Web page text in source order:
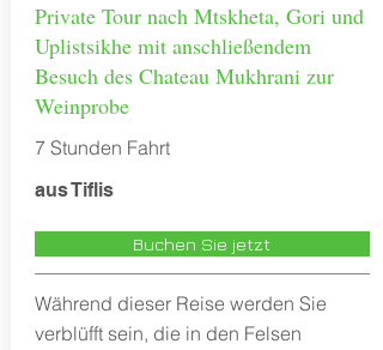
Private Tour nach Mtskheta, Gori und
Uplistsikhe mit anschließendem
Besuch des Chateau Mukhrani zur
Weinprobe
7 Stunden Fahrt
aus Tiflis
Buchen Sie jetzt
Während dieser Reise werden Sie
verblüfft sein, die in den Felsen